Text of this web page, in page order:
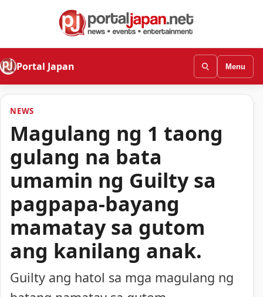
Portal Japan Menu
NEWS
Magulang ng 1 taong
gulang na bata
umamin ng Guilty sa
pagpapa-bayang
mamatay sa gutom
ang kanilang anak.
Guilty ang hatol sa mga magulang ng